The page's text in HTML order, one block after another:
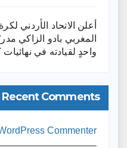
أعلن الاتحاد الأردني
المغربي بادو الزاكي
واحدٍ لقيادته ​في
Recent Comments
Commenter